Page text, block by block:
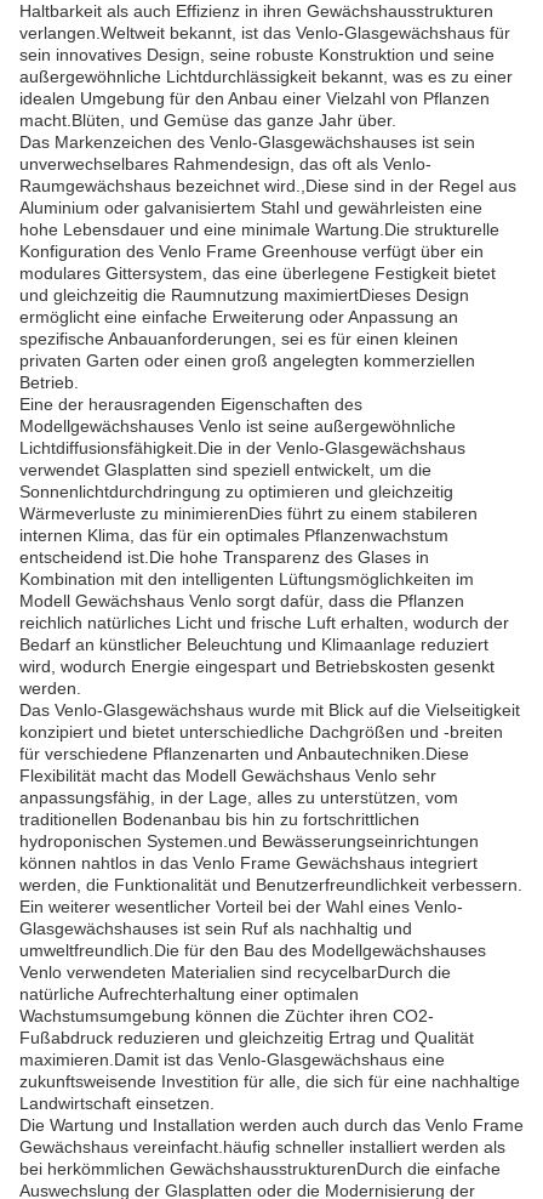
Haltbarkeit als auch Effizienz in ihren Gewächshausstrukturen
verlangen.Weltweit bekannt, ist das Venlo-Glasgewächshaus für
sein innovatives Design, seine robuste Konstruktion und seine
außergewöhnliche Lichtdurchlässigkeit bekannt, was es zu einer
idealen Umgebung für den Anbau einer Vielzahl von Pflanzen
macht.Blüten, und Gemüse das ganze Jahr über.
Das Markenzeichen des Venlo-Glasgewächshauses ist sein
unverwechselbares Rahmendesign, das oft als Venlo-
Raumgewächshaus bezeichnet wird.,Diese sind in der Regel aus
Aluminium oder galvanisiertem Stahl und gewährleisten eine
hohe Lebensdauer und eine minimale Wartung.Die strukturelle
Konfiguration des Venlo Frame Greenhouse verfügt über ein
modulares Gittersystem, das eine überlegene Festigkeit bietet
und gleichzeitig die Raumnutzung maximiertDieses Design
ermöglicht eine einfache Erweiterung oder Anpassung an
spezifische Anbauanforderungen, sei es für einen kleinen
privaten Garten oder einen groß angelegten kommerziellen
Betrieb.
Eine der herausragenden Eigenschaften des
Modellgewächshauses Venlo ist seine außergewöhnliche
Lichtdiffusionsfähigkeit.Die in der Venlo-Glasgewächshaus
verwendet Glasplatten sind speziell entwickelt, um die
Sonnenlichtdurchdringung zu optimieren und gleichzeitig
Wärmeverluste zu minimierenDies führt zu einem stabileren
internen Klima, das für ein optimales Pflanzenwachstum
entscheidend ist.Die hohe Transparenz des Glases in
Kombination mit den intelligenten Lüftungsmöglichkeiten im
Modell Gewächshaus Venlo sorgt dafür, dass die Pflanzen
reichlich natürliches Licht und frische Luft erhalten, wodurch der
Bedarf an künstlicher Beleuchtung und Klimaanlage reduziert
wird, wodurch Energie eingespart und Betriebskosten gesenkt
werden.
Das Venlo-Glasgewächshaus wurde mit Blick auf die Vielseitigkeit
konzipiert und bietet unterschiedliche Dachgrößen und -breiten
für verschiedene Pflanzenarten und Anbautechniken.Diese
Flexibilität macht das Modell Gewächshaus Venlo sehr
anpassungsfähig, in der Lage, alles zu unterstützen, vom
traditionellen Bodenanbau bis hin zu fortschrittlichen
hydroponischen Systemen.und Bewässerungseinrichtungen
können nahtlos in das Venlo Frame Gewächshaus integriert
werden, die Funktionalität und Benutzerfreundlichkeit verbessern.
Ein weiterer wesentlicher Vorteil bei der Wahl eines Venlo-
Glasgewächshauses ist sein Ruf als nachhaltig und
umweltfreundlich.Die für den Bau des Modellgewächshauses
Venlo verwendeten Materialien sind recycelbarDurch die
natürliche Aufrechterhaltung einer optimalen
Wachstumsumgebung können die Züchter ihren CO2-
Fußabdruck reduzieren und gleichzeitig Ertrag und Qualität
maximieren.Damit ist das Venlo-Glasgewächshaus eine
zukunftsweisende Investition für alle, die sich für eine nachhaltige
Landwirtschaft einsetzen.
Die Wartung und Installation werden auch durch das Venlo Frame
Gewächshaus vereinfacht.häufig schneller installiert werden als
bei herkömmlichen GewächshausstrukturenDurch die einfache
Auswechslung der Glasplatten oder die Modernisierung der